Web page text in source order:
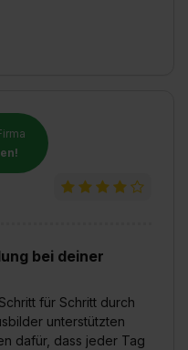
bei deiner
für Schritt durch
unterstützten
dafür, dass jeder Tag